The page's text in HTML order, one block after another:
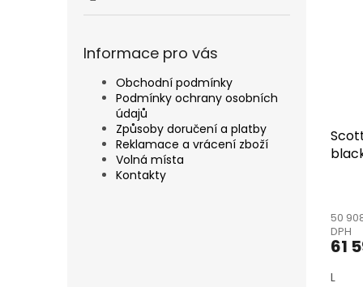
Informace pro vás
Obchodní podmínky
Podmínky ochrany osobních
údajů
Způsoby doručení a platby
Reklamace a vrácení zboží
Volná místa
Kontakty
50
DPH
61
L